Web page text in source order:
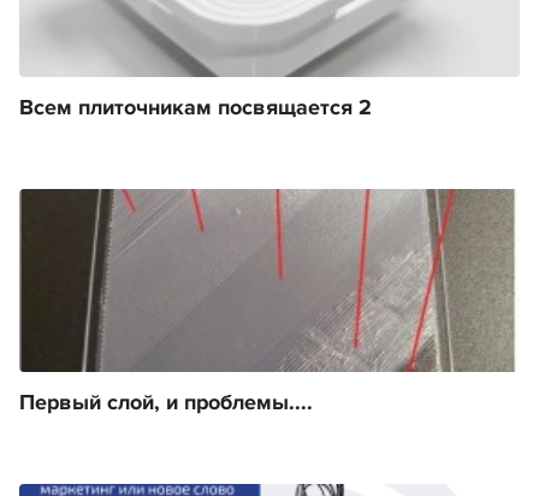
Всем плиточникам посвящается 2
Первый слой, и проблемы....